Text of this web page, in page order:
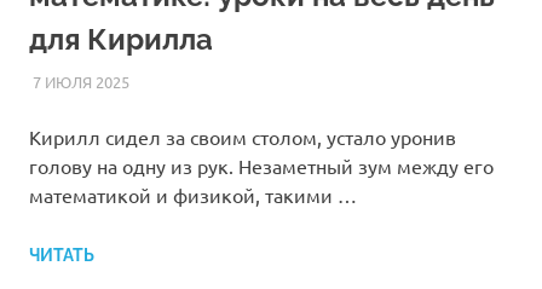
для Кирилла
7 ИЮЛЯ 2025FOREIGNSCHOOL
СТАТЬИ
Кирилл сидел за своим столом, устало уронив
голову на одну из рук. Незаметный зум между его
математикой и физикой, такими …
ЧИТАТЬ